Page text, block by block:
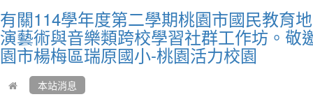
有關114學年度第二學期桃園市國民教育
演藝術與音樂類跨校學習社群工作坊。
園市楊梅區瑞原國小-桃園活力校園
本站消息